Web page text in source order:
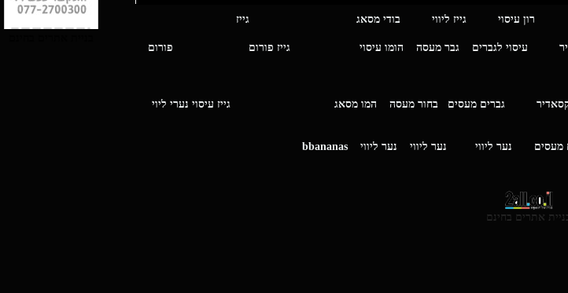
עיסוי גייז ליווי בודי מסאג גייז
עיסוי לגברים גבר מעסה הומו עיסוי גייז פורום
פורום
גברים מעסים בחור מעסה המו מסאג גייז עיסוי נערי ליוי
מעסים נער ליווי נער ליווי נער ליווי bbananas
אתרים בחינם